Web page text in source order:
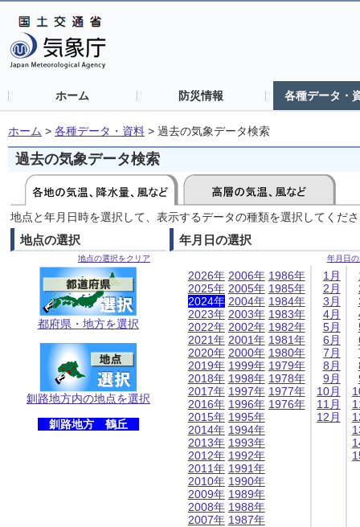
ホーム 防災情報 各種データ・
ホーム > 各種データ・資料 > 過去の気象データ検索
過去の気象データ検索
地点と年月日時を選択して、表示するデータの種類を選択してくだ
地点の選択
地点の選択をクリア
都府県・地方を選択
釧路地方内の地点を選択
釧路地方 鶴丘
年月日の選択
年月日
2026年
2025年
2024年
2023年
2022年
2021年
2020年
2019年
2018年
2017年
2016年
2015年
2014年
2013年
2012年
2011年
2010年
2009年
2008年
2007年
2006年
2005年
2004年
2003年
2002年
2001年
2000年
1999年
1998年
1997年
1996年
1995年
1994年
1993年
1992年
1991年
1990年
1989年
1988年
1987年
1986年
1985年
1984年
1983年
1982年
1981年
1980年
1979年
1978年
1977年
1976年
1月
2月
3月
4月
5月
6月
7月
8月
9月
10月
11月
12月